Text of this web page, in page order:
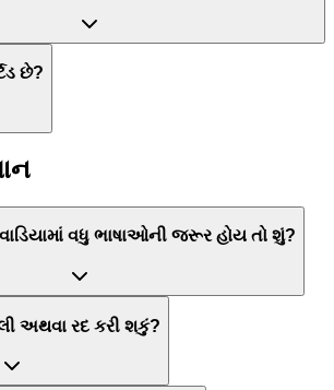
છે?
વધુ ભાષાઓની જરૂર હોય તો શું?
અથવા રદ કરી શકું?